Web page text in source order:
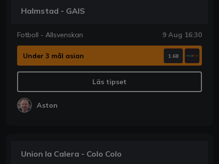
Halmstad - GAIS
Fotboll - Allsvenskan 9 Aug 16:30
Under 3 mål asian 1.68
Läs tipset
Aston
Union la Calera - Colo Colo